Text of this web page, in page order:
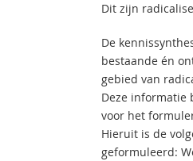
Dit zijn
De
bestaande én
gebied van
Deze informatie
voor het
Hieruit is de
geformuleerd: